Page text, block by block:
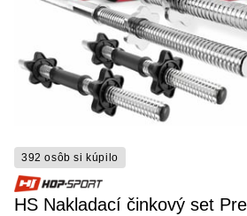
392 osôb si kúpilo
HS Nakladací činkový set